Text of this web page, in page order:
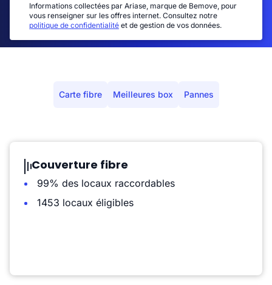
Informations collectées par Ariase, marque de Bemove, pour
vous renseigner sur les offres internet. Consultez notre
politique de confidentialité et de gestion de vos données.
Carte fibre Meilleures box Pannes
Couverture fibre
99% des locaux raccordables
1453 locaux éligibles